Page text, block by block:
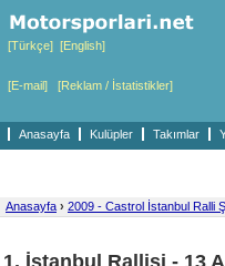
[Türkçe] [English]
[E-mail] [Reklam / İstatistikler]
Anasayfa Kulüpler Takımlar
Anasayfa › 2009 - Castrol İstanbul Ralli
1. İstanbul Rallisi - 13